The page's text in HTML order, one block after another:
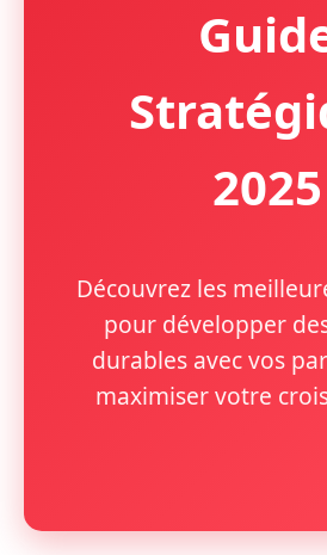
2025
Découvrez les
pour développer
durables avec vos
maximiser votre